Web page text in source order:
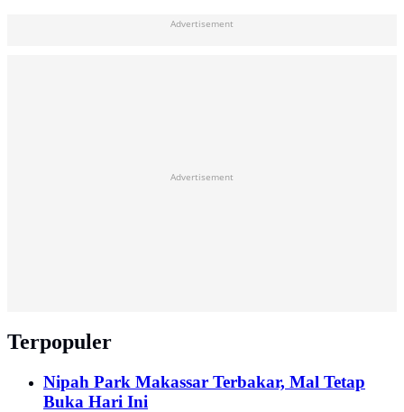
Advertisement
Advertisement
Terpopuler
Nipah Park Makassar Terbakar, Mal Tetap
Buka Hari Ini